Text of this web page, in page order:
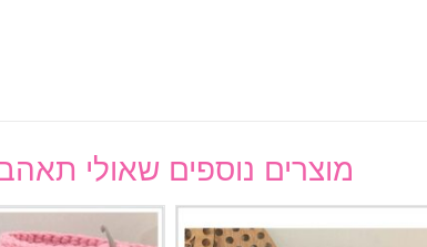
מוצרים נוספים שאולי